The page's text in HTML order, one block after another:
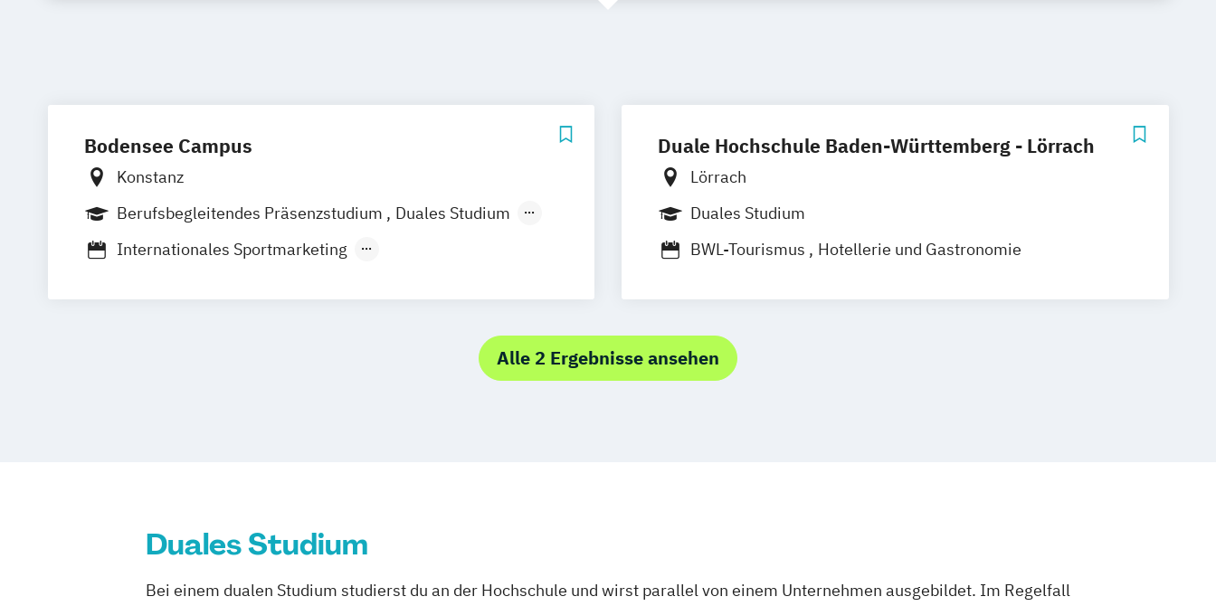
Bodensee Campus
Konstanz
Berufsbegleitendes Präsenzstudium
Duales Studium
Vollzeit
Internationales Sportmarketing
Sport- und Eventmanagement
Duale Hochschule Baden-Württemberg - Lörrach
Lörrach
Duales Studium
BWL-Tourismus
Hotellerie und Gastronomie
Alle 2 Ergebnisse ansehen
Duales Studium
Bei einem dualen Studium studierst du an der Hochschule und wirst parallel von einem Unternehmen ausgebildet. Im Regelfall